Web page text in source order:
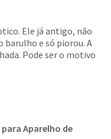
Ele já antigo, não
barulho e só piorou. A
Pode ser o motivo
Aparelho de